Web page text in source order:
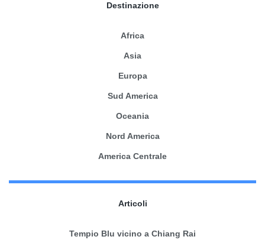
Destinazione
Africa
Asia
Europa
Sud America
Oceania
Nord America
America Centrale
Articoli
Tempio Blu vicino a Chiang Rai